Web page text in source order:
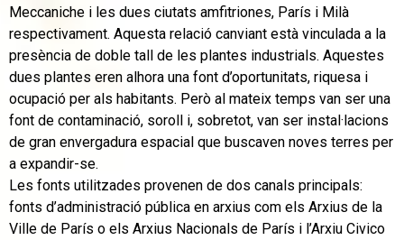
Meccaniche i les dues ciutats amfitriones, París i Milà
respectivament. Aquesta relació canviant està vinculada a la
presència de doble tall de les plantes industrials. Aquestes
dues plantes eren alhora una font d’oportunitats, riquesa i
ocupació per als habitants. Però al mateix temps van ser una
font de contaminació, soroll i, sobretot, van ser instal·lacions
de gran envergadura espacial que buscaven noves terres per
a expandir-se.
Les fonts utilitzades provenen de dos canals principals:
fonts d’administració pública en arxius com els Arxius de la
Ville de París o els Arxius Nacionals de París i l’Arxiu Civico